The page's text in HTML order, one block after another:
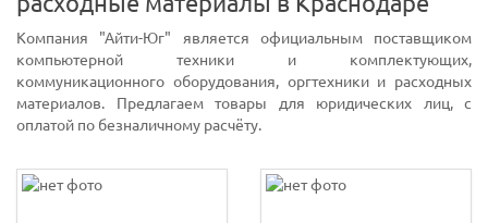
Компания "Айти-Юг" является официальным поставщиком
компьютерной техники и комплектующих,
коммуникационного оборудования, оргтехники и расходных
материалов. Предлагаем товары для юридических лиц, с
оплатой по безналичному расчёту.